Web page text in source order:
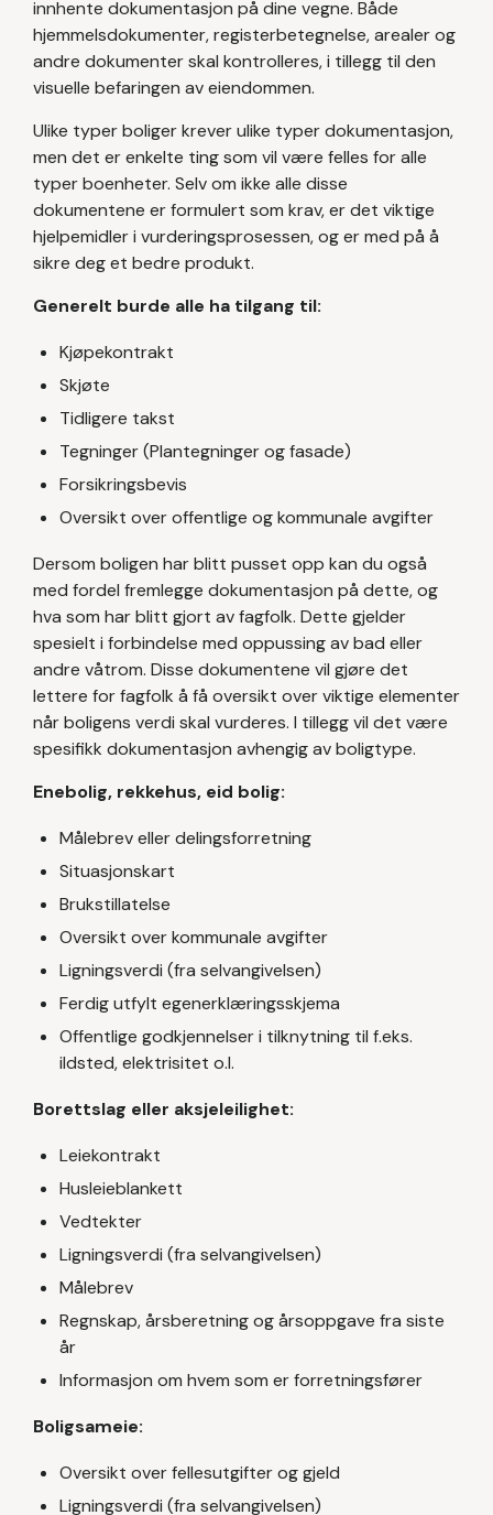
innhente dokumentasjon på dine vegne. Både
hjemmelsdokumenter, registerbetegnelse, arealer og
andre dokumenter skal kontrolleres, i tillegg til den
visuelle befaringen av eiendommen.
Ulike typer boliger krever ulike typer dokumentasjon,
men det er enkelte ting som vil være felles for alle
typer boenheter. Selv om ikke alle disse
dokumentene er formulert som krav, er det viktige
hjelpemidler i vurderingsprosessen, og er med på å
sikre deg et bedre produkt.
Generelt burde alle ha tilgang til:
Kjøpekontrakt
Skjøte
Tidligere takst
Tegninger (Plantegninger og fasade)
Forsikringsbevis
Oversikt over offentlige og kommunale avgifter
Dersom boligen har blitt pusset opp kan du også
med fordel fremlegge dokumentasjon på dette, og
hva som har blitt gjort av fagfolk. Dette gjelder
spesielt i forbindelse med oppussing av bad eller
andre våtrom. Disse dokumentene vil gjøre det
lettere for fagfolk å få oversikt over viktige elementer
når boligens verdi skal vurderes. I tillegg vil det være
spesifikk dokumentasjon avhengig av boligtype.
Enebolig, rekkehus, eid bolig:
Målebrev eller delingsforretning
Situasjonskart
Brukstillatelse
Oversikt over kommunale avgifter
Ligningsverdi (fra selvangivelsen)
Ferdig utfylt egenerklæringsskjema
Offentlige godkjennelser i tilknytning til f.eks.
ildsted, elektrisitet o.l.
Borettslag eller aksjeleilighet:
Leiekontrakt
Husleieblankett
Vedtekter
Ligningsverdi (fra selvangivelsen)
Målebrev
Regnskap, årsberetning og årsoppgave fra siste
år
Informasjon om hvem som er forretningsfører
Boligsameie:
Oversikt over fellesutgifter og gjeld
Ligningsverdi (fra selvangivelsen)